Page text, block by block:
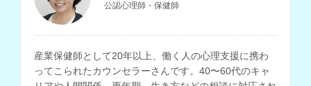
公認心理師・保健師
産業保健師として20年以上、働く人の心理支援に携わ
ってこられたカウンセラーさんです。40〜60代のキャ